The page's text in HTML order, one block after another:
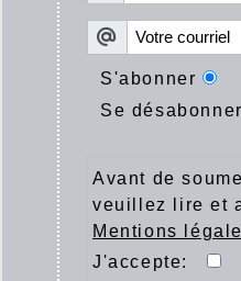
S'abonner
Se désabonner
Avant de
veuillez lire et
Mentions
J'accepte: